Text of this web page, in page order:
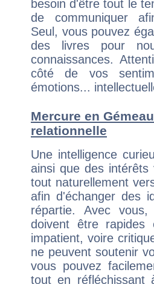
besoin d'être tout le
de communiquer
Seul, vous pouvez
des livres pour
connaissances.
côté de vos
émotions...
Mercure en
relationnelle
Une intelligence
ainsi que des intérêts
tout naturellement
afin d'échanger des
répartie. Avec
doivent être
impatient, voire
ne peuvent soutenir
vous pouvez
tout en réfléchissant